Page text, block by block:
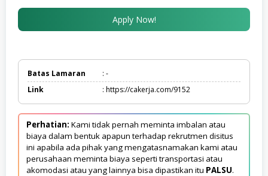
Apply Now!
Batas Lamaran
: -
Link
: https://cakerja.com/9152
Perhatian: Kami tidak pernah meminta imbalan atau
biaya dalam bentuk apapun terhadap rekrutmen disitus
ini apabila ada pihak yang mengatasnamakan kami atau
perusahaan meminta biaya seperti transportasi atau
akomodasi atau yang lainnya bisa dipastikan itu PALSU.